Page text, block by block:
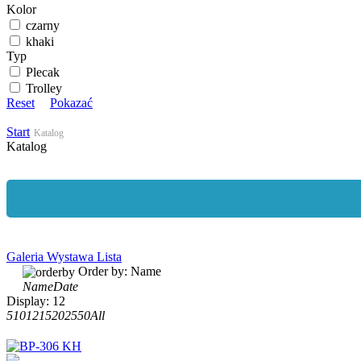
Kolor
czarny
khaki
Typ
Plecak
Trolley
Reset
Pokazać
Start Katalog
Katalog
Galeria Wystawa Lista
Order by: Name
NameDate
Display: 12
5101215202550All